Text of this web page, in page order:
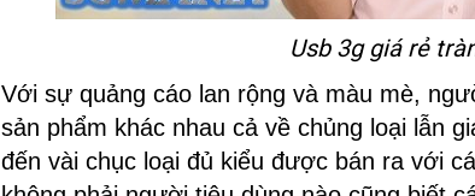
Usb 3g giá rẻ
Với sự quảng cáo lan rộng và màu mè,
sản phẩm khác nhau cả về chủng loại lẫn
đến vài chục loại đủ kiểu được bán ra với